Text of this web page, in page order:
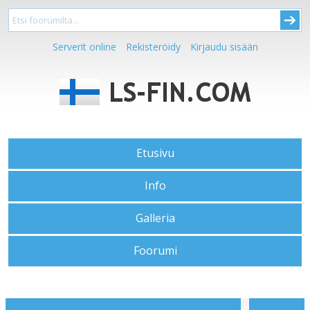
Serverit online Rekisteröidy Kirjaudu sisään
Etusivu
Info
Galleria
Foorumi